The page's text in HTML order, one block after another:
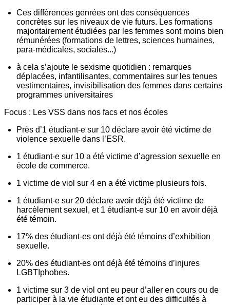
Ces différences genrées ont des conséquences
concrètes sur les niveaux de vie futurs. Les formations
majoritairement étudiées par les femmes sont moins bien
rémunérées (formations de lettres, sciences humaines,
para-médicales, sociales...)
à cela s’ajoute le sexisme quotidien : remarques
déplacées, infantilisantes, commentaires sur les tenues
vestimentaires, invisibilisation des femmes dans certains
programmes universitaires
Focus : Les VSS dans nos facs et nos écoles
Près d’1 étudiant-e sur 10 déclare avoir été victime de
violence sexuelle dans l’ESR.
1 étudiant-e sur 10 a été victime d’agression sexuelle en
école de commerce.
1 victime de viol sur 4 en a été victime plusieurs fois.
1 étudiant-e sur 20 déclare avoir déjà été victime de
harcèlement sexuel, et 1 étudiant-e sur 10 en avoir déjà
été témoin.
17% des étudiant-es ont déjà été témoins d’exhibition
sexuelle.
20% des étudiant-es ont déjà été témoins d’injures
LGBTIphobes.
1 victime sur 3 de viol ont eu peur d’aller en cours ou de
participer à la vie étudiante et ont eu des difficultés à